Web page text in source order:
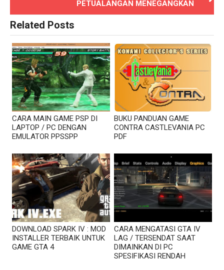
PETUALANGAN MENEGANGKAN
Related Posts
CARA MAIN GAME PSP DI
LAPTOP / PC DENGAN
EMULATOR PPSSPP
BUKU PANDUAN GAME
CONTRA CASTLEVANIA PC
PDF
DOWNLOAD SPARK IV : MOD
INSTALLER TERBAIK UNTUK
GAME GTA 4
CARA MENGATASI GTA IV
LAG / TERSENDAT SAAT
DIMAINKAN DI PC
SPESIFIKASI RENDAH